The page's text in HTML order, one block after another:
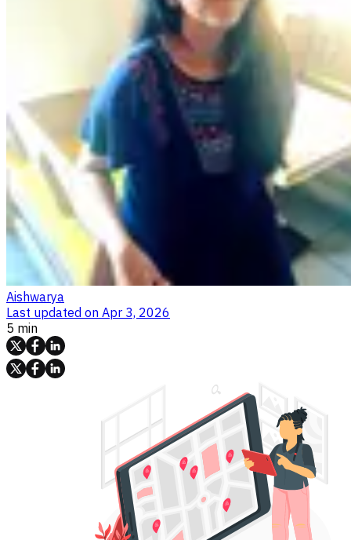
Aishwarya
Last updated on Apr 3, 2026
5 min